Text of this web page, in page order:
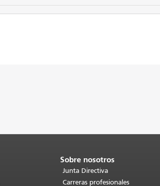
Sobre nosotros
Junta Directiva
Carreras profesionales